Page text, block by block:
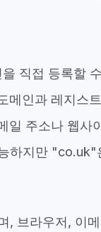
직접 등록할
메인과 레지스
일 주소나 웹사
하지만 "co.uk"
브라우저, 이